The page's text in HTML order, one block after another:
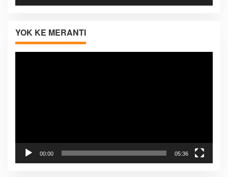
YOK KE MERANTI
00:00 05:36